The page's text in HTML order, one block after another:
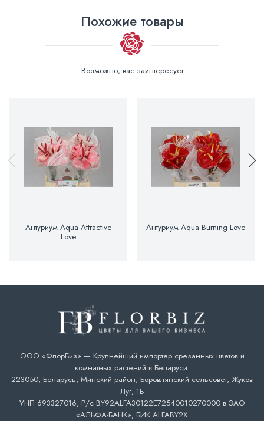
Похожие товары
Возможно, вас заинтересует
Антуриум Aqua Attractive
Love
Антуриум Aqua Burning Love
ООО «ФлорБиз» — Крупнейший импортёр срезанных цветов и
комнатных растений в Беларуси.
223050, Беларусь, Минский район, Боровлянский сельсовет, Жуков
Луг, 1Б
УНП 693327016, Р/с BY92ALFA30122E72540010270000 в ЗАО
«АЛЬФА-БАНК», БИК ALFABY2X